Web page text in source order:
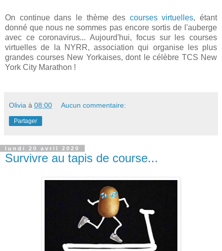
On continue dans le thème des courses virtuelles, étant
donné que nous ne sommes pas encore sortis de l'auberge
avec ce coronavirus... Aujourd'hui, focus sur les courses
virtuelles de la NYRR, association qui organise les plus
grandes courses New Yorkaises, dont le célèbre TCS New
York City Marathon !
Olivia à 08:00 Aucun commentaire:
Partager
lundi 20 avril 2020
Survivre au tapis de course...